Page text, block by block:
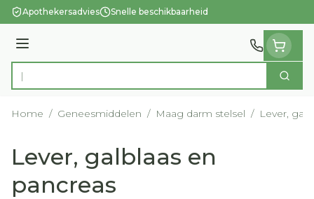
Ga naar de inhoud
Apothekersadvies Snelle beschikbaarheid
Menu
Product, merk, categorie... Zoek
Home / Geneesmiddelen / Maag darm stelsel / Lever,
Lever, galblaas en
pancreas